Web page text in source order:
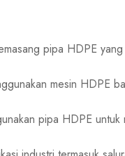
pipa HDPE
mesin HDPE
pipa HDPE